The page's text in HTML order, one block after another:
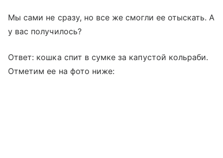
Мы сами не сразу, но все же смогли ее отыскать. А
у вас получилось?
Ответ: кошка спит в сумке за капустой кольраби.
Отметим ее на фото ниже: